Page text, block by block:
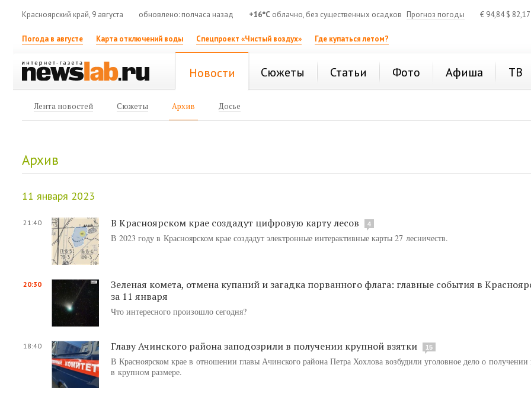
Красноярский край, 9 августа обновлено: полчаса назад +16°C облачно, без существенных осадков Прогноз погоды € 94,84$ 82,17
Погода в августе Карта отключений воды Спецпроект «Чистый воздух» Где купаться летом?
Новости Сюжеты Статьи Фото Афиша ТВ
Лента новостей Сюжеты Архив Досье
Архив
11 января 2023
21:40 В Красноярском крае создадут цифровую карту лесов 4
В 2023 году в Красноярском крае создадут электронные интерактивные карты 27 лесничеств.
20:30
Зеленая комета, отмена купаний и загадка порванного флага: главные события в
за 11 января
Что интересного произошло сегодня?
18:40 Главу Ачинского района заподозрили в получении крупной взятки 15
В Красноярском крае в отношении главы Ачинского района Петра Хохлова возбудили уголовное дело о получении
в крупном размере.